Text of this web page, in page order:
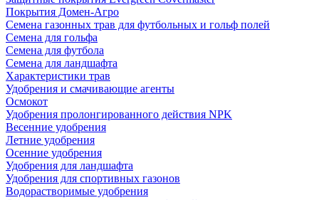
Покрытия Домен-Агро
Семена газонных трав для футбольных и гольф полей
Семена для гольфа
Семена для футбола
Семена для ландшафта
Характеристики трав
Удобрения и смачивающие агенты
Осмокот
Удобрения пролонгированного действия NPK
Весенние удобрения
Летние удобрения
Осенние удобрения
Удобрения для ландшафта
Удобрения для спортивных газонов
Водорастворимые удобрения